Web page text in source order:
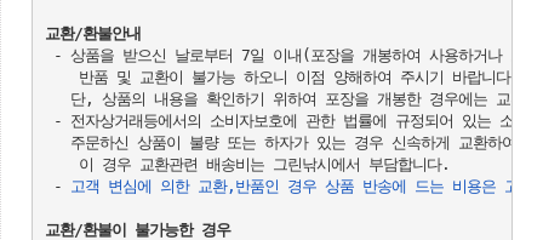
교환/환불안내
- 상품을 받으신 날로부터 7일 이내(포장을 개봉하여 사용하거나 또
    반품 및 교환이 불가능 하오니 이점 양해하여 주시기 바랍니다.
단, 상품의 내용을 확인하기 위하여 포장을 개봉한 경우에는 교환
- 전자상거래등에서의 소비자보호에 관한 법률에 규정되어 있는 소비
주문하신 상품이 불량 또는 하자가 있는 경우 신속하게 교환하여 드
    이 경우 교환관련 배송비는 그린낚시에서 부담합니다.
-
고객 변심에 의한 교환,반품인 경우 상품 반송에 드는 비용은 고객
교환/환불이 불가능한 경우